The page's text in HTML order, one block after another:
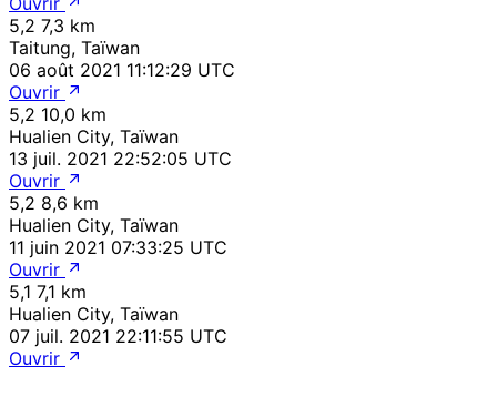
5,2 7,3 km
Taitung, Taïwan
06 août 2021 11:12:29 UTC
Ouvrir
5,2 10,0 km
Hualien City, Taïwan
13 juil. 2021 22:52:05 UTC
Ouvrir
5,2 8,6 km
Hualien City, Taïwan
11 juin 2021 07:33:25 UTC
Ouvrir
5,1 7,1 km
Hualien City, Taïwan
07 juil. 2021 22:11:55 UTC
Ouvrir